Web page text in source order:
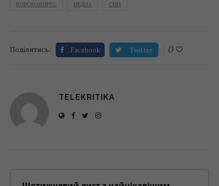
КОРОНАВИРУС МЕДИА СМИ
Поділитись: Facebook Twitter 0
TELEKRITIKA